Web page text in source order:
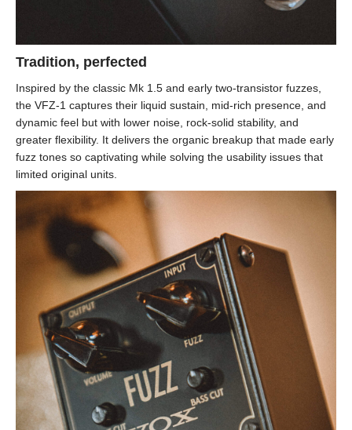
Tradition, perfected
Inspired by the classic Mk 1.5 and early two-transistor fuzzes,
the VFZ-1 captures their liquid sustain, mid-rich presence, and
dynamic feel but with lower noise, rock-solid stability, and
greater flexibility. It delivers the organic breakup that made early
fuzz tones so captivating while solving the usability issues that
limited original units.